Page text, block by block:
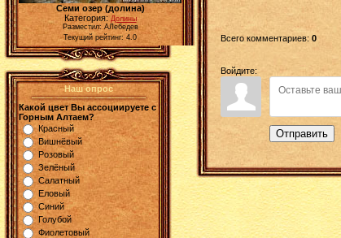
Семи озер (долина)
Категория: Долины
Разместил: АЛебедев
Текущий рейтинг: 4.0
Наш опрос
Какой цвет Вы ассоциируете с
Горным Алтаем?
Красный
Вишнёвый
Розовый
Зелёный
Салатный
Еловый
Синий
Голубой
Фиолетовый
Всего комментариев: 0
Войдите:
Отправить